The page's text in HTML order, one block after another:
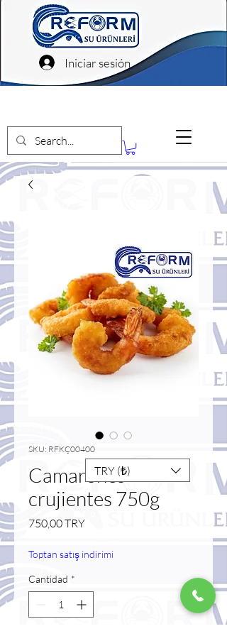
Iniciar sesión
SKU: RFKÇ00400
Camarones
crujientes 750g
750,00 TRYPrecio
Toptan satış indirimi
Cantidad *
TRY (₺)